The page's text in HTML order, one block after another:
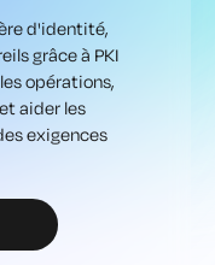
d'identité,
grâce à PKI
opérations,
aider les
exigences